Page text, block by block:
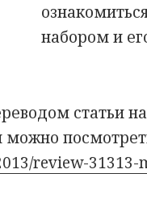
набором и
статьи
review-31313-